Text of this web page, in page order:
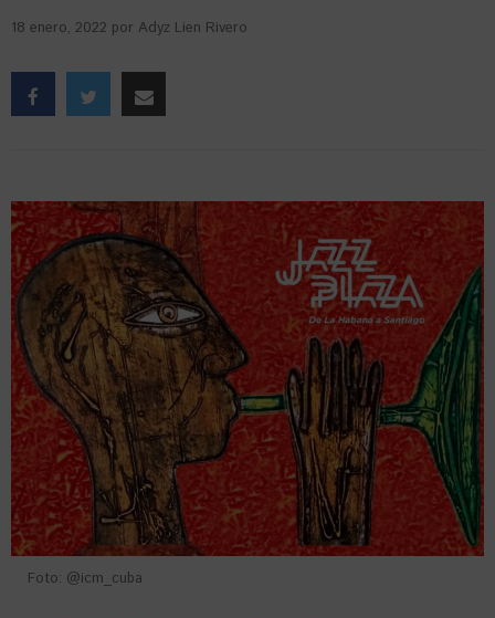
18 enero, 2022 por Adyz Lien Rivero
Foto: @icm_cuba